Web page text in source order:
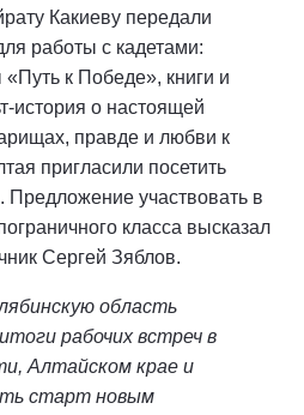
Какиеву передали
работы с кадетами:
«Путь к Победе», книги и
история о настоящей
правде и любви к
пригласили посетить
участвовать в
класса высказал
Сергей Зяблов.
область
рабочих встреч в
Алтайском крае и
старт новым